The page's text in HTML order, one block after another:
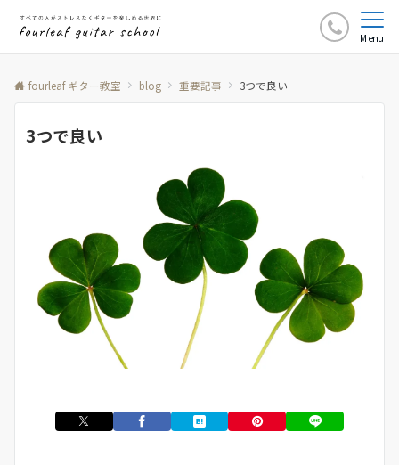
Menu
fourleaf ギター教室 blog 重要記事 3つで良い
3つで良い